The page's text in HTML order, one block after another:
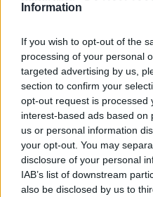
Information
If you wish to opt-out of the
processing of your personal
targeted advertising by us,
section to confirm your
opt-out request is processed
interest-based ads based on
us or personal information
your opt-out. You may
disclosure of your personal
IAB’s list of downstream
also be disclosed by us to
nagylemezről, egy kicsit
klip.”